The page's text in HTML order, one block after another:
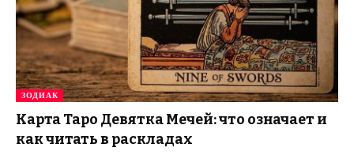
ЗОДИАК
Карта Таро Девятка Мечей: что означает и
как читать в раскладах